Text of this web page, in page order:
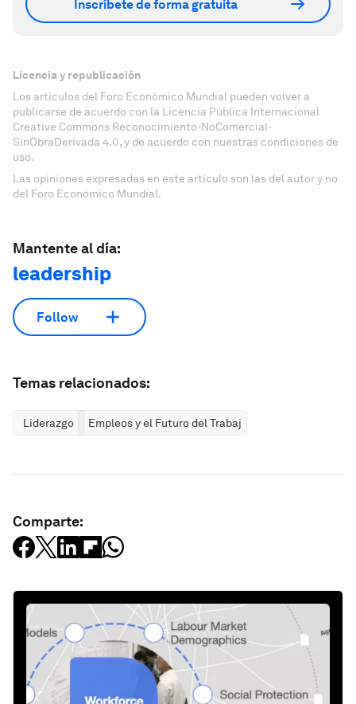
Inscríbete de forma gratuita
Licencia y republicación
Los artículos del Foro Económico Mundial pueden volver a
publicarse de acuerdo con la Licencia Pública Internacional
Creative Commons Reconocimiento-NoComercial-
SinObraDerivada 4.0, y de acuerdo con nuestras condiciones de
uso.
Las opiniones expresadas en este artículo son las del autor y no
del Foro Económico Mundial.
Mantente al día:
leadership
Follow
Temas relacionados:
Liderazgo Empleos y el Futuro del Trabajo
Comparte: